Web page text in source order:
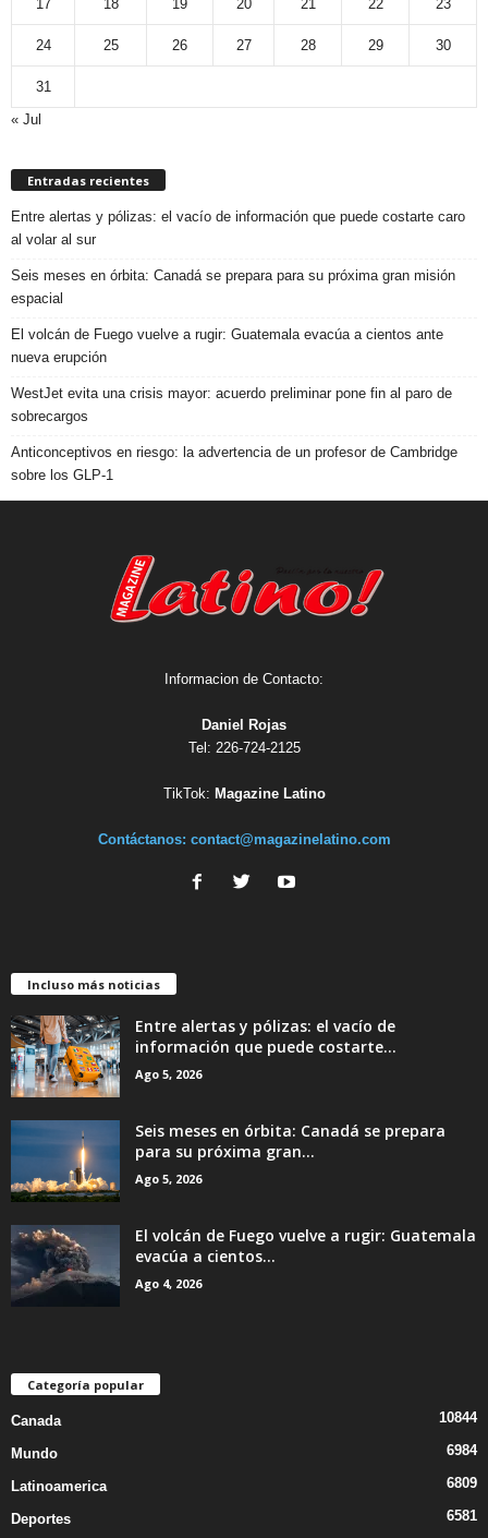
17 18 19 20 21 22 23
24 25 26 27 28 29 30
31
« Jul
Entradas recientes
Entre alertas y pólizas: el vacío de información que puede costarte caro
al volar al sur
Seis meses en órbita: Canadá se prepara para su próxima gran misión
espacial
El volcán de Fuego vuelve a rugir: Guatemala evacúa a cientos ante
nueva erupción
WestJet evita una crisis mayor: acuerdo preliminar pone fin al paro de
sobrecargos
Anticonceptivos en riesgo: la advertencia de un profesor de Cambridge
sobre los GLP-1
Informacion de Contacto:
Daniel Rojas
Tel: 226-724-2125
TikTok: Magazine Latino
Contáctanos: contact@magazinelatino.com
Incluso más noticias
Entre alertas y pólizas: el vacío de
información que puede costarte...
Ago 5, 2026
Seis meses en órbita: Canadá se prepara
para su próxima gran...
Ago 5, 2026
El volcán de Fuego vuelve a rugir: Guatemala
evacúa a cientos...
Ago 4, 2026
Categoría popular
Canada 10844
Mundo 6984
Latinoamerica 6809
Deportes 6581